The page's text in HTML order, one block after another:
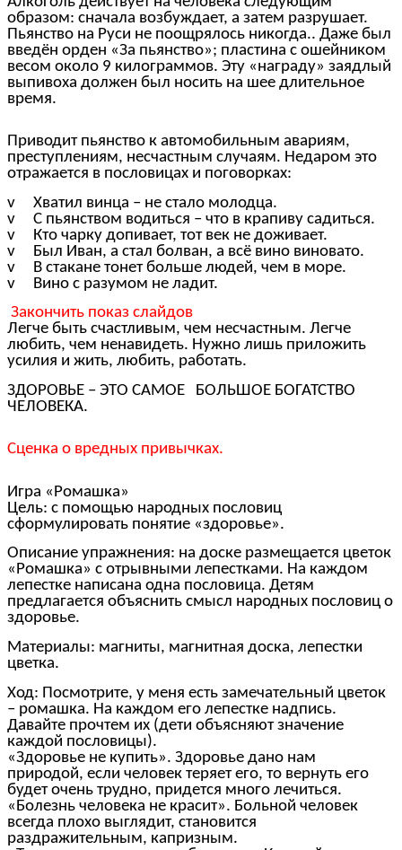
образом: сначала возбуждает, а затем разрушает.
Пьянство на Руси не поощрялось никогда.. Даже был
введён орден «За пьянство»; пластина с ошейником
весом около 9 килограммов. Эту «награду» заядлый
выпивоха должен был носить на шее длительное
время.
Приводит пьянство к автомобильным авариям,
преступлениям, несчастным случаям. Недаром это
отражается в пословицах и поговорках:
v Хватил винца – не стало молодца.
v С пьянством водиться – что в крапиву садиться.
v Кто чарку допивает, тот век не доживает.
v Был Иван, а стал болван, а всё вино виновато.
v В стакане тонет больше людей, чем в море.
v Вино с разумом не ладит.
Закончить показ слайдов
Легче быть счастливым, чем несчастным. Легче
любить, чем ненавидеть. Нужно лишь приложить
усилия и жить, любить, работать.
ЗДОРОВЬЕ – ЭТО САМОЕ БОЛЬШОЕ БОГАТСТВО
ЧЕЛОВЕКА.
Сценка о вредных привычках.
Игра «Ромашка»
Цель: с помощью народных пословиц
сформулировать понятие «здоровье».
Описание упражнения: на доске размещается цветок
«Ромашка» с отрывными лепестками. На каждом
лепестке написана одна пословица. Детям
предлагается объяснить смысл народных пословиц о
здоровье.
Материалы: магниты, магнитная доска, лепестки
цветка.
Ход: Посмотрите, у меня есть замечательный цветок
– ромашка. На каждом его лепестке надпись.
Давайте прочтем их (дети объясняют значение
каждой пословицы).
«Здоровье не купить». Здоровье дано нам
природой, если человек теряет его, то вернуть его
будет очень трудно, придется много лечиться.
«Болезнь человека не красит». Больной человек
всегда плохо выглядит, становится
раздражительным, капризным.